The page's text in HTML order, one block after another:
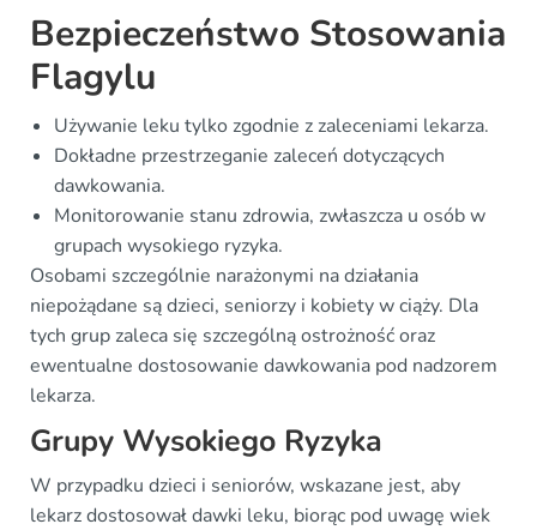
Bezpieczeństwo Stosowania
Flagylu
Używanie leku tylko zgodnie z zaleceniami lekarza.
Dokładne przestrzeganie zaleceń dotyczących
dawkowania.
Monitorowanie stanu zdrowia, zwłaszcza u osób w
grupach wysokiego ryzyka.
Osobami szczególnie narażonymi na działania
niepożądane są dzieci, seniorzy i kobiety w ciąży. Dla
tych grup zaleca się szczególną ostrożność oraz
ewentualne dostosowanie dawkowania pod nadzorem
lekarza.
Grupy Wysokiego Ryzyka
W przypadku dzieci i seniorów, wskazane jest, aby
lekarz dostosował dawki leku, biorąc pod uwagę wiek